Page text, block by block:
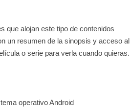
que alojan este tipo de contenidos
un resumen de la sinopsis y acceso al
o serie para verla cuando quieras.
operativo Android